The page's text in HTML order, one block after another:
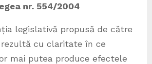
nr. 554/2004
legislativă propusă de către
cu claritate în ce
mai putea produce efectele